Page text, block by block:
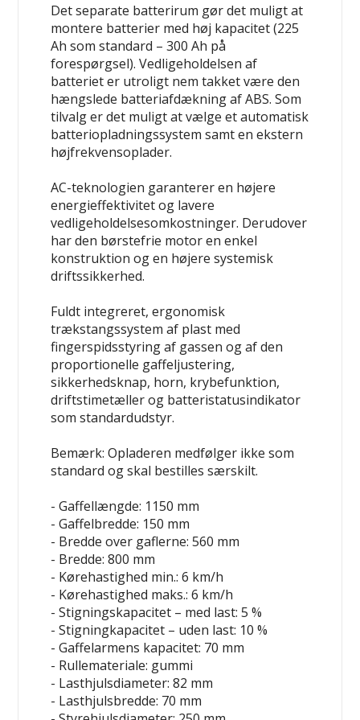
Det separate batterirum gør det muligt at
montere batterier med høj kapacitet (225
Ah som standard – 300 Ah på
forespørgsel). Vedligeholdelsen af
batteriet er utroligt nem takket være den
hængslede batteriafdækning af ABS. Som
tilvalg er det muligt at vælge et automatisk
batteriopladningssystem samt en ekstern
højfrekvensoplader.
AC-teknologien garanterer en højere
energieffektivitet og lavere
vedligeholdelsesomkostninger. Derudover
har den børstefrie motor en enkel
konstruktion og en højere systemisk
driftssikkerhed.
Fuldt integreret, ergonomisk
trækstangssystem af plast med
fingerspidsstyring af gassen og af den
proportionelle gaffeljustering,
sikkerhedsknap, horn, krybefunktion,
driftstimetæller og batteristatusindikator
som standardudstyr.
Bemærk: Opladeren medfølger ikke som
standard og skal bestilles særskilt.
- Gaffellængde: 1150 mm
- Gaffelbredde: 150 mm
- Bredde over gaflerne: 560 mm
- Bredde: 800 mm
- Kørehastighed min.: 6 km/h
- Kørehastighed maks.: 6 km/h
- Stigningskapacitet – med last: 5 %
- Stigningkapacitet – uden last: 10 %
- Gaffelarmens kapacitet: 70 mm
- Rullemateriale: gummi
- Lasthjulsdiameter: 82 mm
- Lasthjulsbredde: 70 mm